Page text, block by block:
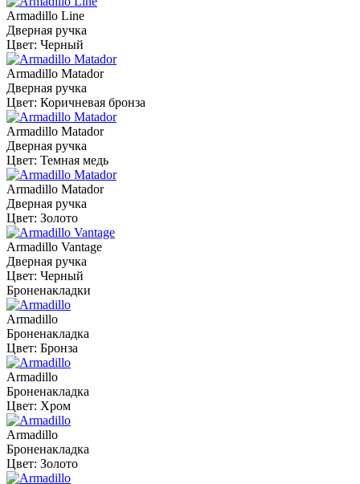
Armadillo Line
Дверная ручка
Цвет: Черный
Armadillo Matador
Дверная ручка
Цвет: Коричневая бронза
Armadillo Matador
Дверная ручка
Цвет: Темная медь
Armadillo Matador
Дверная ручка
Цвет: Золото
Armadillo Vantage
Дверная ручка
Цвет: Черный
Броненакладки
Armadillo
Броненакладка
Цвет: Бронза
Armadillo
Броненакладка
Цвет: Хром
Armadillo
Броненакладка
Цвет: Золото